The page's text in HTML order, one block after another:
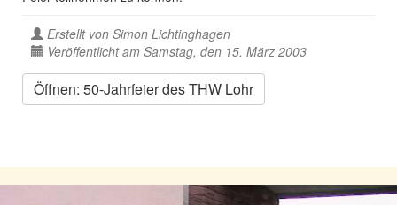
Erstellt von Simon Lichtinghagen
Veröffentlicht am Samstag, den 15. März 2003
Öffnen: 50-Jahrfeier des THW Lohr